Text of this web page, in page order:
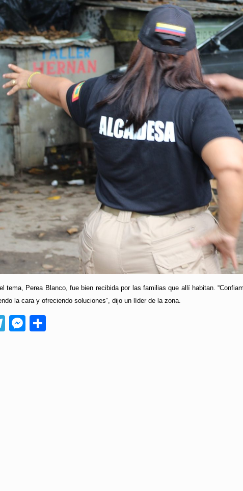
tema, Perea Blanco, fue bien recibida por las familias que allí habitan.
la cara y ofreciendo soluciones”, dijo un líder de la zona.
Telegram
Messenger